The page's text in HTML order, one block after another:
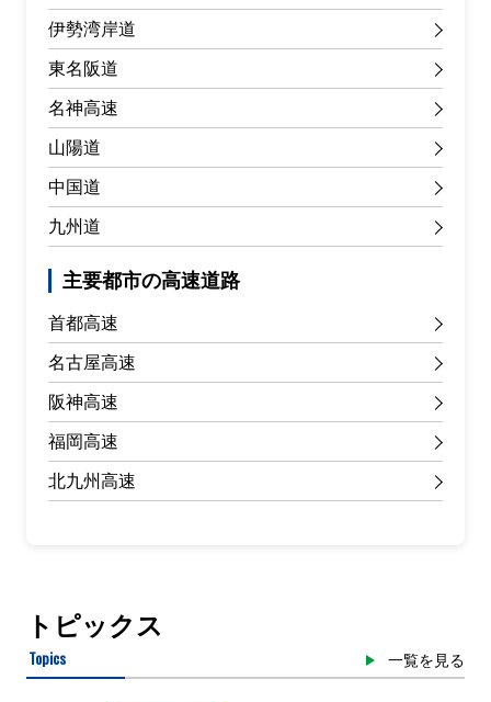
伊勢湾岸道
東名阪道
名神高速
山陽道
中国道
九州道
主要都市の高速道路
首都高速
名古屋高速
阪神高速
福岡高速
北九州高速
トピックス
Topics 一覧を見る